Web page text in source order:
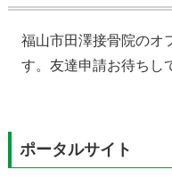
福山市田澤接骨院のオ
す。友達申請お待ちし
ポータルサイト